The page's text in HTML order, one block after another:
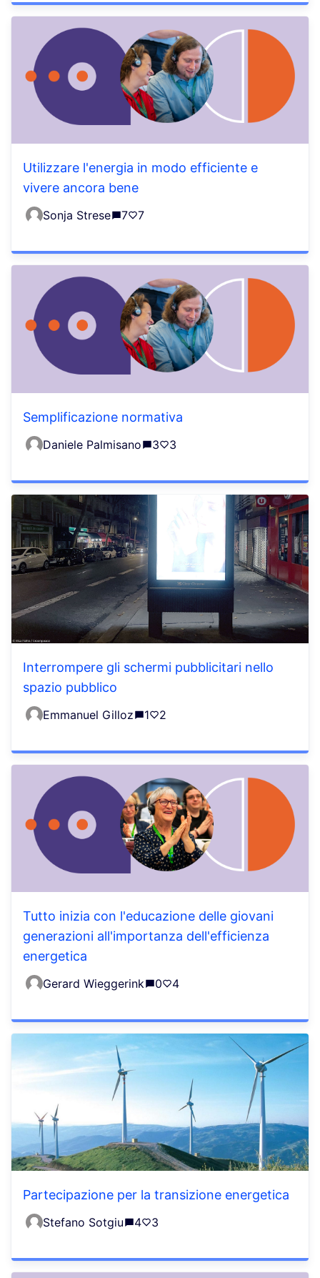
Utilizzare l'energia in modo efficiente e
vivere ancora bene
Sonja Strese 7 7
Semplificazione normativa
Daniele Palmisano 3 3
Interrompere gli schermi pubblicitari nello
spazio pubblico
Emmanuel Gilloz 1 2
Tutto inizia con l'educazione delle giovani
generazioni all'importanza dell'efficienza
energetica
Gerard Wieggerink 0 4
Partecipazione per la transizione energetica
Stefano Sotgiu 4 3